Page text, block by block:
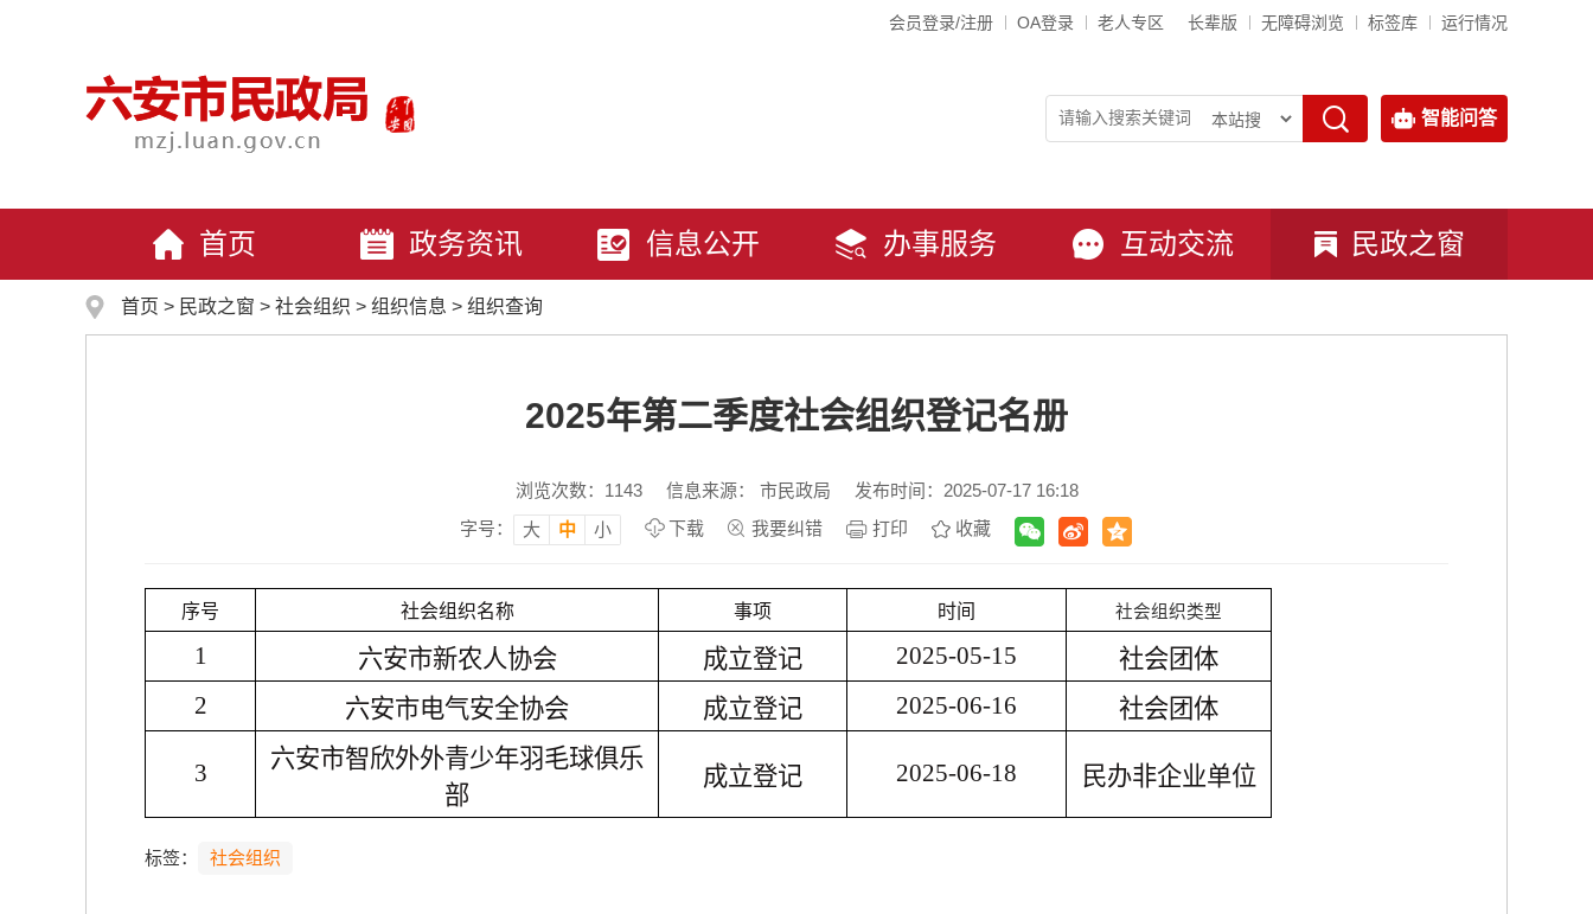
会员登录/注册 OA登录 老人专区 长辈版 无障碍浏览 标签库 运行情况
智能问答
首页 政务资讯 信息公开 办事服务 互动交流 民政之窗
首页 > 民政之窗 > 社会组织 > 组织信息 > 组织查询
2025年第二季度社会组织登记名册
浏览次数： 1143 信息来源： 市民政局
发布时间：2025-07-17 16:18
字号：
大 中 小 下载 我要纠错 打印 收藏
序号 社会组织名称 事项 时间 社会组织类型
1 六安市新农人协会 成立登记 2025-05-15
社会团体
2
六安市电气安全协会 成立登记 2025-06-16 社会团体
3
六安市智欣外外青少年羽毛球俱乐
部
成立登记 2025-06-18 民办非企业单位
标签： 社会组织